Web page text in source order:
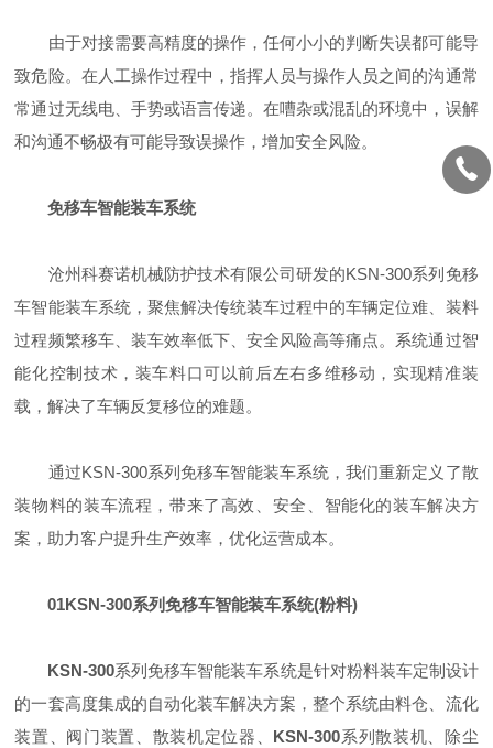
由于对接需要高精度的操作，任何小小的判断失误都可能导
致危险。在人工操作过程中，指挥人员与操作人员之间的沟通常
常通过无线电、手势或语言传递。在嘈杂或混乱的环境中，误解
和沟通不畅极有可能导致误操作，增加安全风险。
免移车智能装车系统
沧州科赛诺机械防护技术有限公司研发的KSN-300系列免移
车智能装车系统，聚焦解决传统装车过程中的车辆定位难、装料
过程频繁移车、装车效率低下、安全风险高等痛点。系统通过智
能化控制技术，装车料口可以前后左右多维移动，实现精准装
载，解决了车辆反复移位的难题。
通过KSN-300系列免移车智能装车系统，我们重新定义了散
装物料的装车流程，带来了高效、安全、智能化的装车解决方
案，助力客户提升生产效率，优化运营成本。
01KSN-300系列免移车智能装车系统(粉料)
KSN-300系列免移车智能装车系统是针对粉料装车定制设计
的一套高度集成的自动化装车解决方案，整个系统由料仓、流化
装置、阀门装置、散装机定位器、 KSN-300系列散装机、除尘